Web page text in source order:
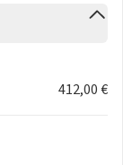
412,00 €